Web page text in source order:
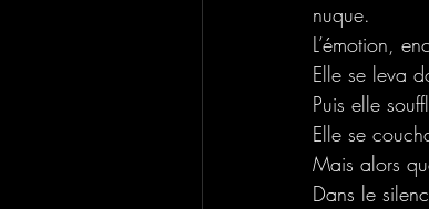
nuque.
L’émotion,
Elle se leva
Puis elle
Elle se
Mais alors
Dans le